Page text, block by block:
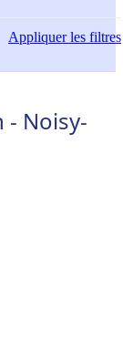
Appliquerles filtres
- Noisy-